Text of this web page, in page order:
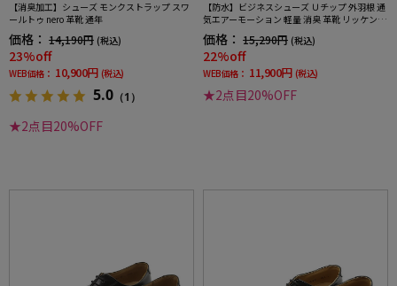
【消臭加工】シューズ モンクストラップ スワ
ールトゥ nero 革靴 通年
価格： 14,190円 (税込)
23%off
WEB価格： 10,900円 (税込)
5.0 （1）
★2点目20%OFF
【防水】ビジネスシューズ Ｕチップ 外羽根 通
気エアーモーション 軽量 消臭 革靴 リッケンバ
ッカー 通年
価格： 15,290円 (税込)
22%off
WEB価格： 11,900円 (税込)
★2点目20%OFF